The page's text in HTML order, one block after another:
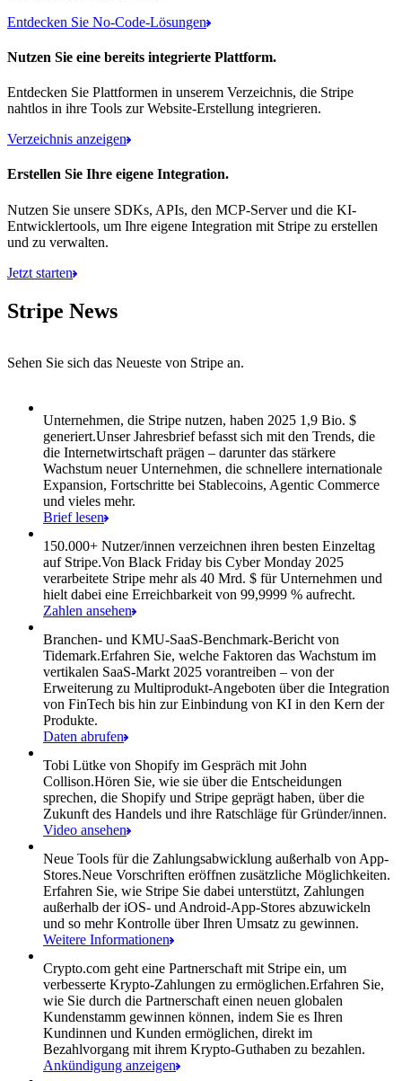
Entdecken Sie No-Code-Lösungen
Nutzen Sie eine bereits integrierte Plattform.
Entdecken Sie Plattformen in unserem Verzeichnis, die Stripe
nahtlos in ihre Tools zur Website-Erstellung integrieren.
Verzeichnis anzeigen
Erstellen Sie Ihre eigene Integration.
Nutzen Sie unsere SDKs, APIs, den MCP-Server und die KI-
Entwicklertools, um Ihre eigene Integration mit Stripe zu erstellen
und zu verwalten.
Jetzt starten
Stripe News
Sehen Sie sich das Neueste von Stripe an.
Unternehmen, die Stripe nutzen, haben 2025 1,9 Bio. $
generiert.Unser Jahresbrief befasst sich mit den Trends, die
die Internetwirtschaft prägen – darunter das stärkere
Wachstum neuer Unternehmen, die schnellere internationale
Expansion, Fortschritte bei Stablecoins, Agentic Commerce
und vieles mehr.
Brief lesen
150.000+ Nutzer/innen verzeichnen ihren besten Einzeltag
auf Stripe.Von Black Friday bis Cyber Monday 2025
verarbeitete Stripe mehr als 40 Mrd. $ für Unternehmen und
hielt dabei eine Erreichbarkeit von 99,9999 % aufrecht.
Zahlen ansehen
Branchen- und KMU-SaaS-Benchmark-Bericht von
Tidemark.Erfahren Sie, welche Faktoren das Wachstum im
vertikalen SaaS-Markt 2025 vorantreiben – von der
Erweiterung zu Multiprodukt-Angeboten über die Integration
von FinTech bis hin zur Einbindung von KI in den Kern der
Produkte.
Daten abrufen
Tobi Lütke von Shopify im Gespräch mit John
Collison.Hören Sie, wie sie über die Entscheidungen
sprechen, die Shopify und Stripe geprägt haben, über die
Zukunft des Handels und ihre Ratschläge für Gründer/innen.
Video ansehen
Neue Tools für die Zahlungsabwicklung außerhalb von App-
Stores.Neue Vorschriften eröffnen zusätzliche Möglichkeiten.
Erfahren Sie, wie Stripe Sie dabei unterstützt, Zahlungen
außerhalb der iOS- und Android-App-Stores abzuwickeln
und so mehr Kontrolle über Ihren Umsatz zu gewinnen.
Weitere Informationen
Crypto.com geht eine Partnerschaft mit Stripe ein, um
verbesserte Krypto-Zahlungen zu ermöglichen.Erfahren Sie,
wie Sie durch die Partnerschaft einen neuen globalen
Kundenstamm gewinnen können, indem Sie es Ihren
Kundinnen und Kunden ermöglichen, direkt im
Bezahlvorgang mit ihrem Krypto-Guthaben zu bezahlen.
Ankündigung anzeigen